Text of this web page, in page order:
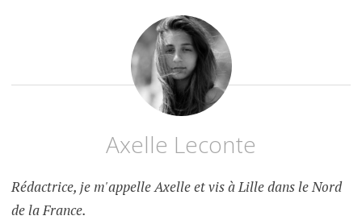
Axelle Leconte
Rédactrice, je m'appelle Axelle et vis à Lille dans le Nord
de la France.